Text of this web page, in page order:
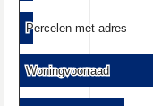
Percelen met adres
Percelen met adres
Woningvoorraad
Woningvoorraad